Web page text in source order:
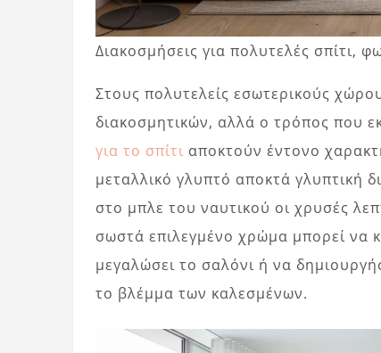
Διακοσμήσεις για πολυτελές σπίτι,
Στους πολυτελείς εσωτερικούς
διακοσμητικών, αλλά ο τρόπος που
για το σπίτι αποκτούν έντονο
μεταλλικό γλυπτό αποκτά γλυπτική
στο μπλε του ναυτικού οι χρυσές
σωστά επιλεγμένο χρώμα μπορεί να
μεγαλώσει το σαλόνι ή να
το βλέμμα των καλεσμένων.